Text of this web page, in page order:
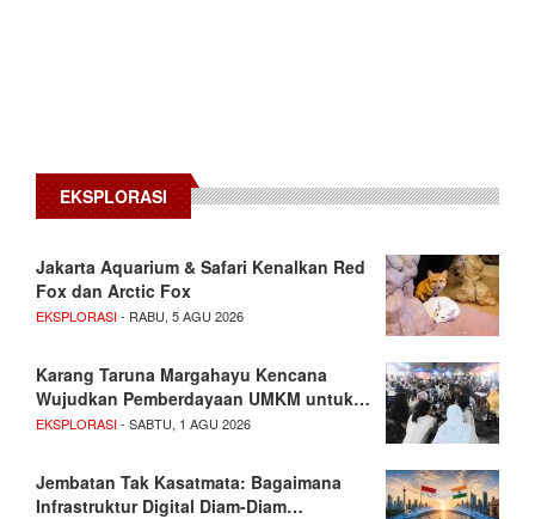
EKSPLORASI
Jakarta Aquarium & Safari Kenalkan Red
Fox dan Arctic Fox
EKSPLORASI- RABU, 5 AGU 2026
Karang Taruna Margahayu Kencana
Wujudkan Pemberdayaan UMKM untuk…
EKSPLORASI- SABTU, 1 AGU 2026
Jembatan Tak Kasatmata: Bagaimana
Infrastruktur Digital Diam-Diam…